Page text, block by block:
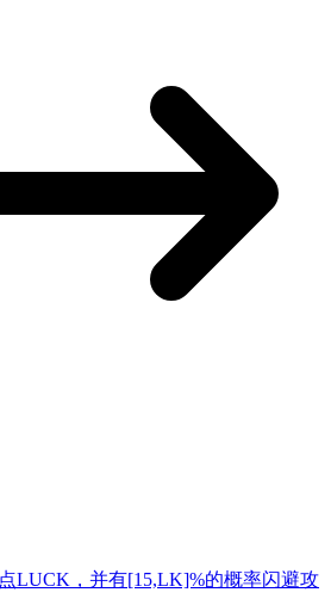
LUCK，并有[15,LK]%的概率闪避攻